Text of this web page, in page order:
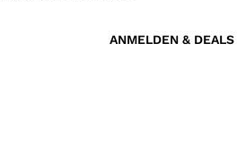
ANMELDEN &